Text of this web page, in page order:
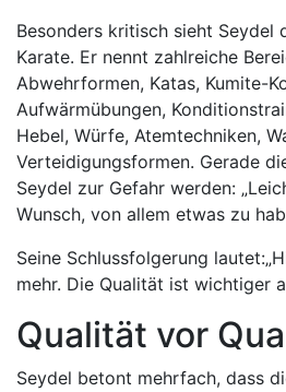
Besonders kritisch sieht Seydel
Karate. Er nennt zahlreiche
Abwehrformen, Katas, Kumite-
Aufwärmübungen,
Hebel, Würfe, Atemtechniken,
Verteidigungsformen. Gerade
Seydel zur Gefahr werden:
Wunsch, von allem etwas zu
Seine Schlussfolgerung
mehr. Die Qualität ist wichtiger
Qualität vor
Seydel betont mehrfach, dass